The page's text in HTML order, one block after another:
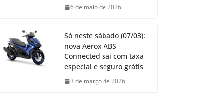
6 de maio de 2026
Só neste sábado (07/03):
nova Aerox ABS
Connected sai com taxa
especial e seguro grátis
3 de março de 2026